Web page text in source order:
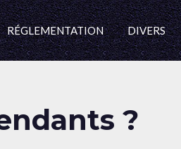
RÉGLEMENTATION DIVERS
?